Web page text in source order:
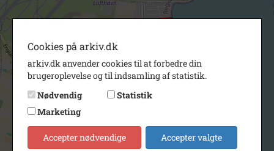
Cookies på arkiv.dk
arkiv.dk anvender cookies til at forbedre din
brugeroplevelse og til indsamling af statistik.
Nødvendig
Statistik
Marketing
Accepter nødvendige Accepter valgte